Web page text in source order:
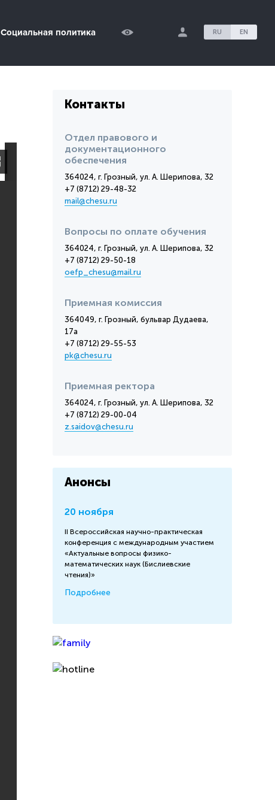
Социальная политика RU EN
Контакты
Отдел правового и
документационного
обеспечения
364024, г. Грозный, ул. А. Шерипова, 32
+7 (8712) 29-48-32
mail@chesu.ru
Вопросы по оплате обучения
364024, г. Грозный, ул. А. Шерипова, 32
+7 (8712) 29-50-18
oefp_chesu@mail.ru
Приемная комиссия
364049, г. Грозный, бульвар Дудаева,
17а
+7 (8712) 29-55-53
pk@chesu.ru
Приемная ректора
364024, г. Грозный, ул. А. Шерипова, 32
+7 (8712) 29-00-04
z.saidov@chesu.ru
Анонсы
20 ноября
II Всероссийская научно-практическая
конференция с международным участием
«Актуальные вопросы физико-
математических наук (Бислиевские
чтения)»
Подробнее